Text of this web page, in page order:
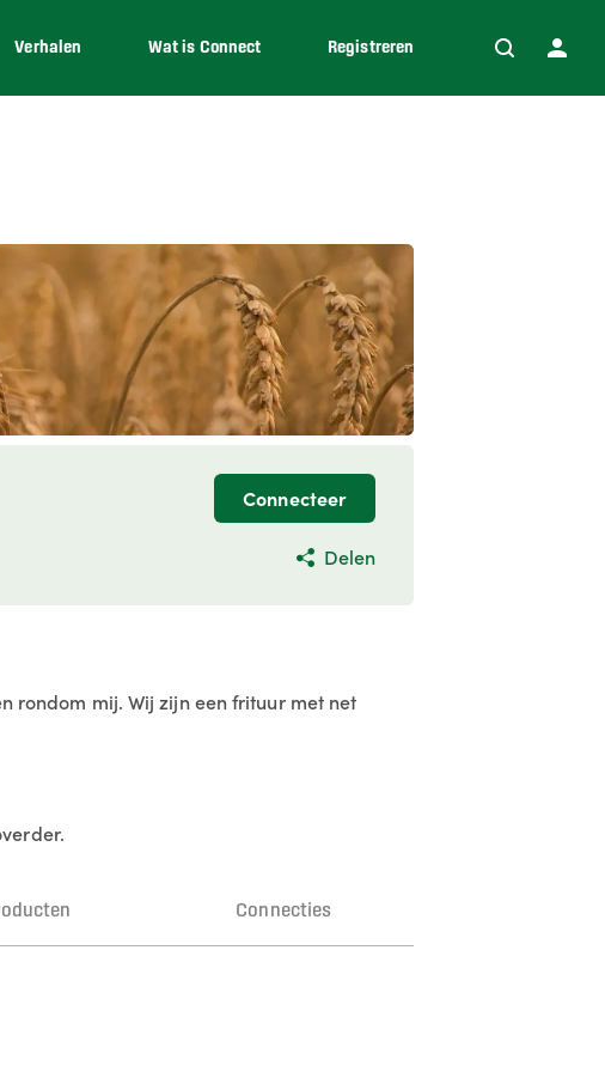
Verhalen Wat is Connect Registreren
Connecteer
Delen
rondom mij. Wij zijn een frituur met net
Connecties